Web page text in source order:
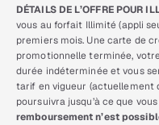
DÉTAILS DE L’OFFRE POUR
vous au forfait Illimité (appli
premiers mois. Une carte de
promotionnelle terminée,
durée indéterminée et vous
tarif en vigueur (actuellement
poursuivra jusqu’à ce que
remboursement n’est